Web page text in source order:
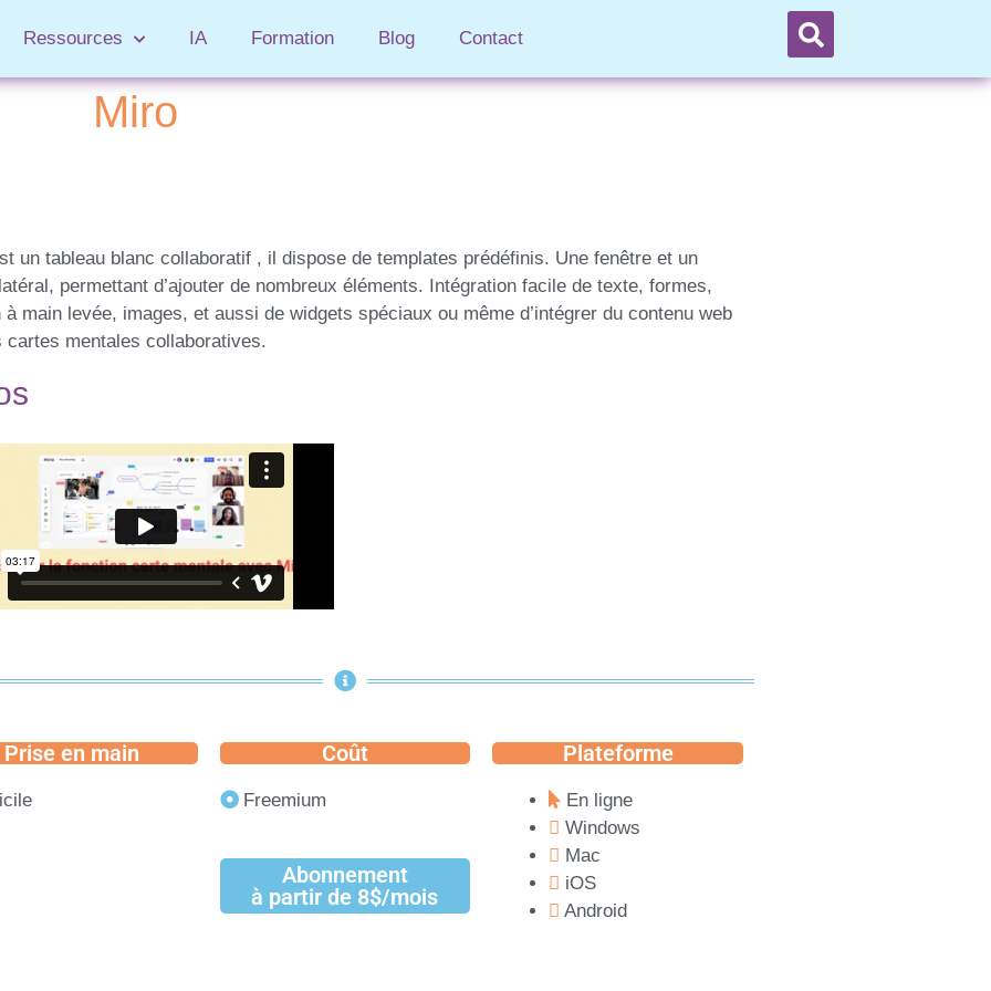
Ressources IA Formation Blog Contact
Miro
un tableau blanc collaboratif , il dispose de templates prédéfinis. Une fenêtre et un
permettant d’ajouter de nombreux éléments. Intégration facile de texte, formes,
à main levée, images, et aussi de widgets spéciaux ou même d’intégrer du contenu web
cartes mentales collaboratives.
Prise en main Coût
Freemium
Abonnement
à partir de 8$/mois
Plateforme
En ligne
Windows
Mac
iOS
Android